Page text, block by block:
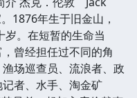
1876年生于旧金山，
岁。在短暂的生命当
曾经担任过不同的角
场巡查员、流浪者、政
者、水手、淘金矿